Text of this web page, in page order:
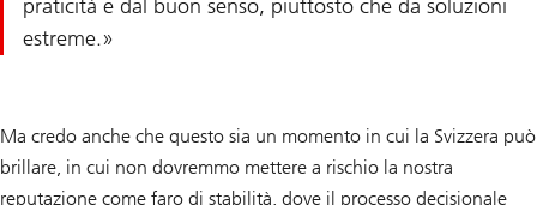
praticità e dal buon senso, piuttosto che da soluzioni
estreme.
Ma credo anche che questo sia un momento in cui la Svizzera può
brillare, in cui non dovremmo mettere a rischio la nostra
reputazione come faro di stabilità, dove il processo decisionale